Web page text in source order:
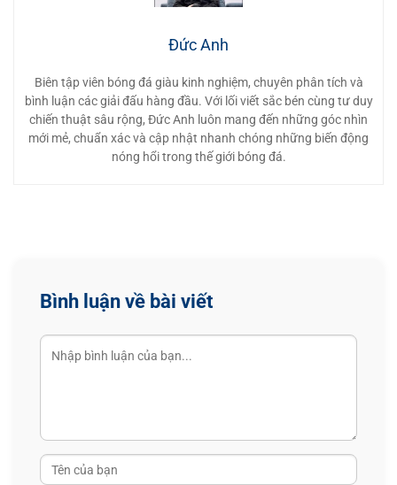
Đức Anh
Biên tập viên bóng đá giàu kinh nghiệm, chuyên phân tích và
bình luận các giải đấu hàng đầu. Với lối viết sắc bén cùng tư duy
chiến thuật sâu rộng, Đức Anh luôn mang đến những góc nhìn
mới mẻ, chuẩn xác và cập nhật nhanh chóng những biến động
nóng hổi trong thế giới bóng đá.
Bình luận về bài viết